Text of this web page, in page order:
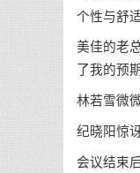
个性与舒
美佳的老
了我的预
林若雪微
纪晓阳惊
会议结束